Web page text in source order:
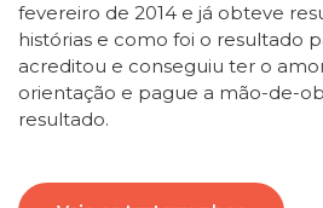
fevereiro de 2014 e já obteve
histórias e como foi o resultado
acreditou e conseguiu ter o
orientação e pague a mão-de-
resultado.